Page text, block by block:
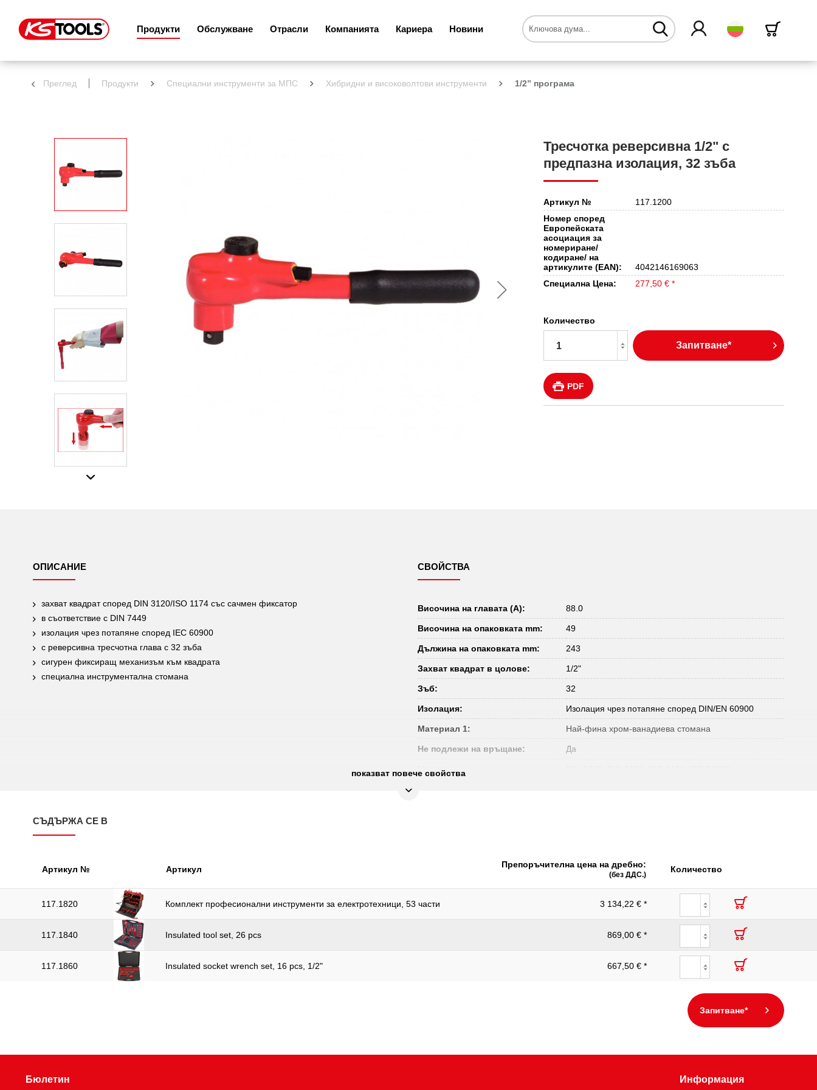
Продукти Обслужване Отрасли Компанията Кариера Новини български
Преглед Продукти Специални инструменти за МПС Хибридни и високоволтови инструменти 1/2” програма
Тресчотка реверсивна 1/2" с
предпазна изолация, 32 зъба
Артикул №
117.1200
Номер според
Европейската
асоциация за
номериране/
кодиране/ на
артикулите (EAN):
4042146169063
Специална Цена:
277,50 € *
Количество
Запитване*
PDF
ОПИСАНИЕ
захват квадрат според DIN 3120/ISO 1174 със сачмен фиксатор
в съответствие с DIN 7449
изолация чрез потапяне според IEC 60900
с реверсивна тресчотна глава с 32 зъба
сигурен фиксиращ механизъм към квадрата
специална инструментална стомана
СВОЙСТВА
Височина на главата (A): 88.0
Височина на опаковката mm: 49
Дължина на опаковката mm: 243
Захват квадрат в цолове: 1/2"
Зъб: 32
Изолация: Изолация чрез потапяне според DIN/EN 60900
Материал 1: Най-фина хром-ванадиева стомана
Не подлежи на връщане: Да
Норма:
Удостоверение за проверка: 1000Volt GS
Функции – атрибут 1: реверсивен
Широчина на опаковката mm:
показват повече свойства
СЪДЪРЖА СЕ В
Артикул № Артикул Препоръчителна цена на дребно:
(без ДДС.)
Количество
117.1820 Комплект професионални инструменти за електротехници, 53 части 3 134,22 € *
117.1840 Insulated tool set, 26 pcs 869,00 € *
117.1860 Insulated socket wrench set, 16 pcs, 1/2" 667,50 € *
Запитване*
Бюлетин Информация